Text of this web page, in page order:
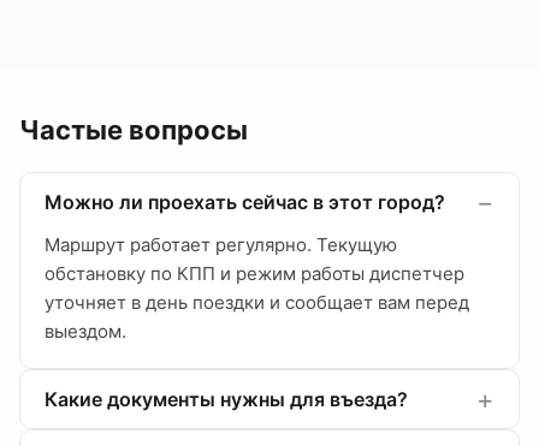
Частые вопросы
Можно ли проехать сейчас в этот город?
Маршрут работает регулярно. Текущую
обстановку по КПП и режим работы диспетчер
уточняет в день поездки и сообщает вам перед
выездом.
Какие документы нужны для въезда?